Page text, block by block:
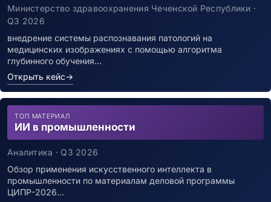
Министерство здравоохранения Чеченской Республики ·
Q3 2026
внедрение системы распознавания патологий на
медицинских изображениях с помощью алгоритма
глубинного обучения…
Открыть кейс→
ТОП МАТЕРИАЛ
ИИ в промышленности
Аналитика · Q3 2026
Обзор применения искусственного интеллекта в
промышленности по материалам деловой программы
ЦИПР-2026…